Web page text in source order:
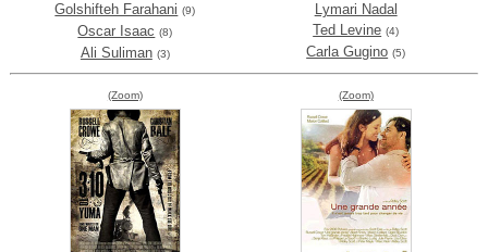
Golshifteh Farahani (9)
Oscar Isaac (8)
Ali Suliman (3)
Lymari Nadal
Ted Levine (4)
Carla Gugino (5)
(Zoom) (Zoom)